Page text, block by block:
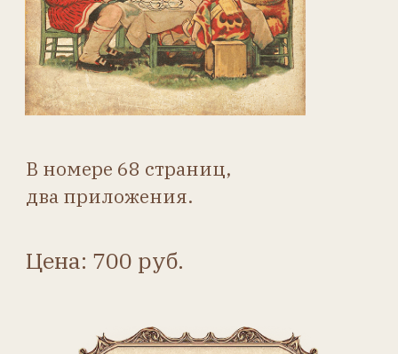
два приложения.
Цена: 700 руб.